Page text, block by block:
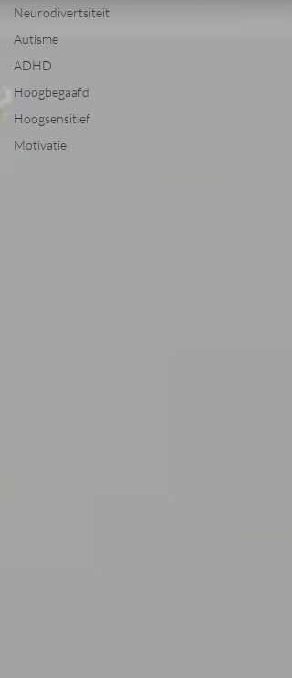
Neurodivertsiteit
Autisme
ADHD
Hoogbegaafd
Hoogsensitief
Motivatie